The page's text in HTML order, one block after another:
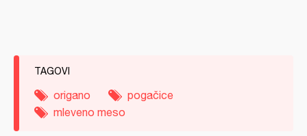
TAGOVI
origano
pogačice
mleveno meso